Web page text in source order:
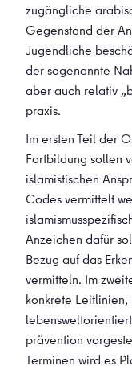
zugängliche
Gegenstand der
Jugendliche
der sogenannte
aber auch relativ
praxis.
Im ersten Teil der
Fortbildung sollen
islamistischen
Codes vermittelt
Anzeichen dafür
Bezug auf das
vermitteln. Im
konkrete Leitlinien,
prävention
Terminen wird es